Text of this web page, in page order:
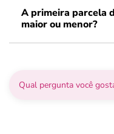
A primeira parcela
maior ou menor​?